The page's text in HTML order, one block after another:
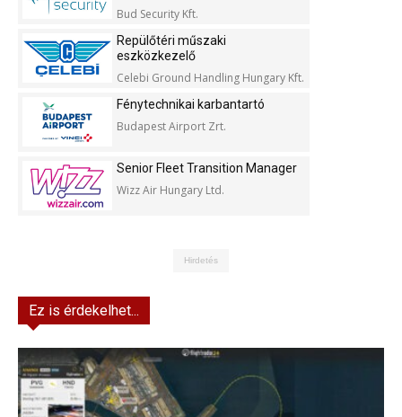
Bud Security Kft.
Repülőtéri műszaki
eszközkezelő
Celebi Ground Handling Hungary Kft.
Fénytechnikai karbantartó
Budapest Airport Zrt.
Senior Fleet Transition Manager
Wizz Air Hungary Ltd.
Hirdetés
Ez is érdekelhet...